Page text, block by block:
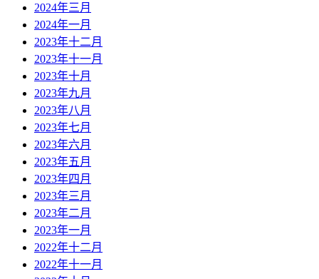
2024年三月
2024年一月
2023年十二月
2023年十一月
2023年十月
2023年九月
2023年八月
2023年七月
2023年六月
2023年五月
2023年四月
2023年三月
2023年二月
2023年一月
2022年十二月
2022年十一月